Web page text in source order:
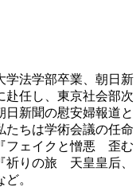
学法学部卒業、朝日新
赴任し、東京社会部次
日新聞の慰安婦報道と
たちは学術会議の任命
フェイクと憎悪 歪む
祈りの旅 天皇皇后、
。